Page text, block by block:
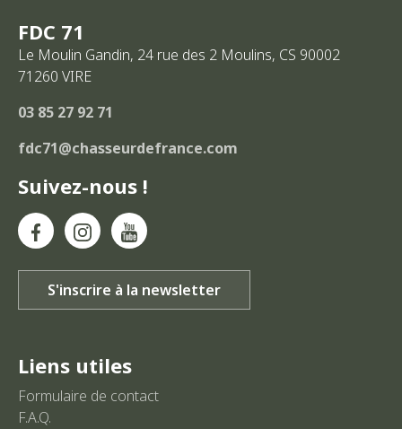
FDC 71
Le Moulin Gandin, 24 rue des 2 Moulins, CS 90002
71260 VIRE
03 85 27 92 71
fdc71@chasseurdefrance.com
Suivez-nous !
Liens utiles
Formulaire de contact
F.A.Q.